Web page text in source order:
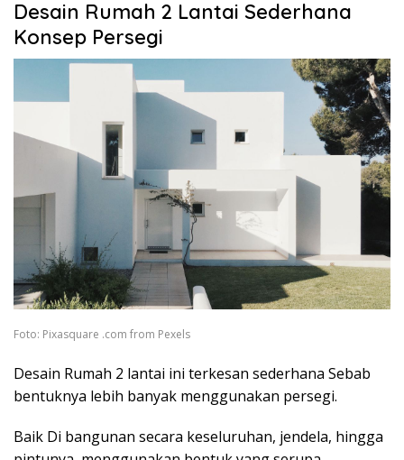
Desain Rumah 2 Lantai Sederhana
Konsep Persegi
Foto: Pixasquare .com from Pexels
Desain Rumah 2 lantai ini terkesan sederhana Sebab
bentuknya lebih banyak menggunakan persegi.
Baik Di bangunan secara keseluruhan, jendela, hingga